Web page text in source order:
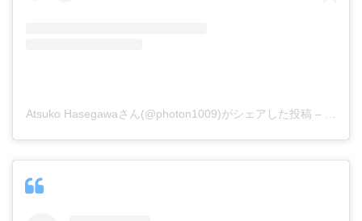
Atsuko Hasegawaさん(@photon1009)がシェアした投稿 –